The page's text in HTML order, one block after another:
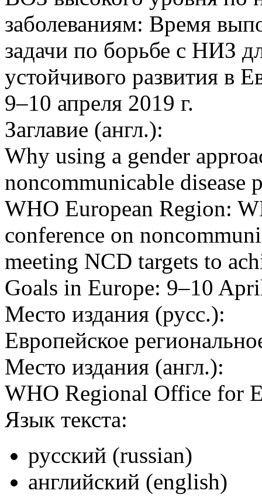
заболеваниям: Время
задачи по борьбе c НИЗ
устойчивого развития в
9–10 апреля 2019 г.
Заглавие (англ.):
Why using a gender
noncommunicable disease
WHO European Region:
conference on
meeting NCD targets to
Goals in Europe: 9–10
Место издания (русс.):
Европейское
Место издания (англ.):
WHO Regional Office for
Язык текста:
русский (russian)
английский (english)